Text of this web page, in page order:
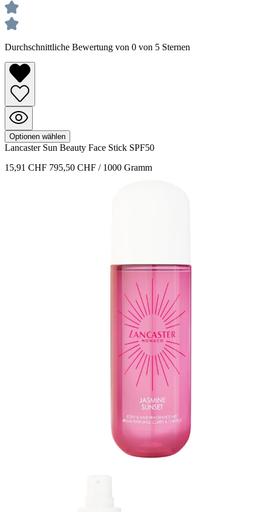
Durchschnittliche Bewertung von 0 von 5 Sternen
Optionen wählen
Lancaster Sun Beauty Face Stick SPF50
15,91 CHF 795,50 CHF / 1000 Gramm